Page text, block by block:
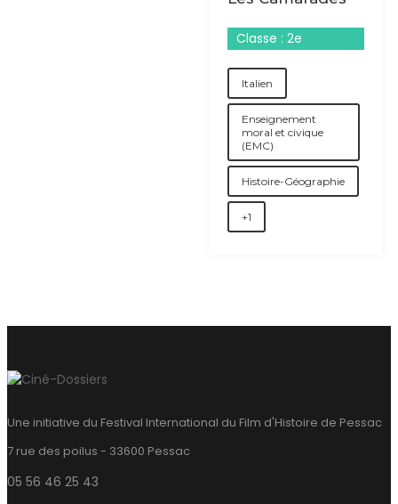
Classe : 2e
Italien
Enseignement
moral et civique
(EMC)
Histoire-Géographie
+1
Une initiative du Festival International du Film d'Histoire de Pessac
7 rue des poilus - 33600 Pessac
05 56 46 25 43